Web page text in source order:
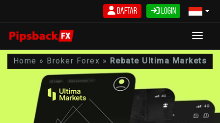
Login
Daftar
Home » Broker Forex » Rebate Ultima Markets